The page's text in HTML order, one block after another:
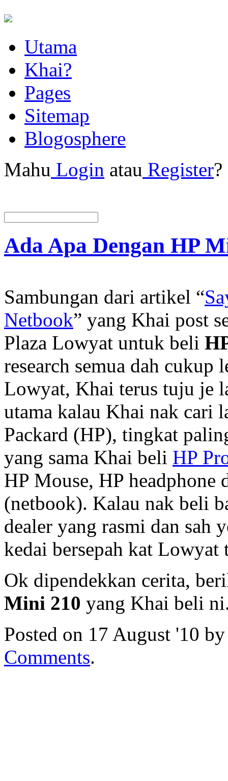
Utama
Khai?
Pages
Sitemap
Blogosphere
Mahu Login atau Register?
Ada Apa Dengan HP
Sambungan dari artikel “
Netbook” yang Khai post
Plaza Lowyat untuk beli
research semua dah cukup
Lowyat, Khai terus tuju je
utama kalau Khai nak cari
Packard (HP), tingkat
yang sama Khai beli HP
HP Mouse, HP
(netbook). Kalau nak beli
dealer yang rasmi dan sah
kedai bersepah kat Lowyat
Ok dipendekkan cerita,
Mini 210 yang Khai beli
Posted on 17 August '10
Comments.